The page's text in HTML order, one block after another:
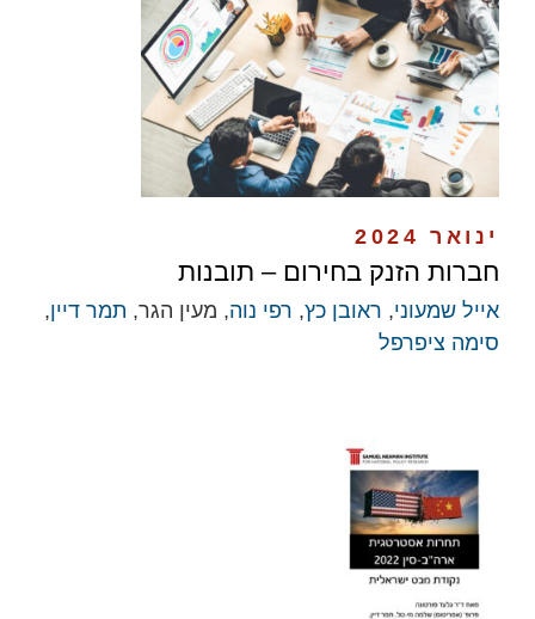
ינואר 2024
חברות הזנק בחירום – תובנות
אייל שמעוני, ראובן כץ, רפי נוה, מעין הגר, תמר דיין,
סימה ציפרפל